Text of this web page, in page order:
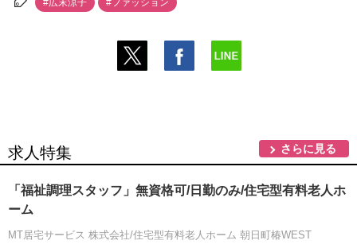
#広末涼子 #ファッション
求人特集 さらに見る
「福祉調理スタッフ」無資格可/日勤のみ/住宅型有料老人ホ
ーム
MT居宅サービス 株式会社/住宅型有料老人ホーム 朝日町椿WEST